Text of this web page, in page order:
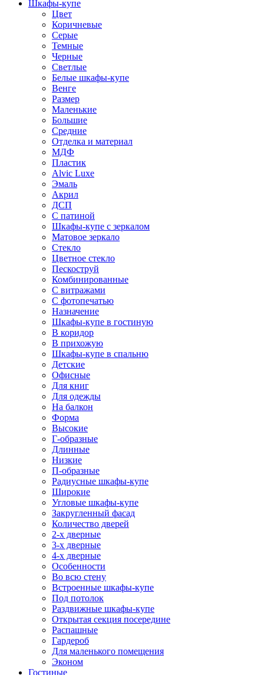
Шкафы-купе
Цвет
Коричневые
Серые
Темные
Черные
Светлые
Белые шкафы-купе
Венге
Размер
Маленькие
Большие
Средние
Отделка и материал
МДФ
Пластик
Alvic Luxe
Эмаль
Акрил
ДСП
С патиной
Шкафы-купе с зеркалом
Матовое зеркало
Стекло
Цветное стекло
Пескоструй
Комбинированные
С витражами
С фотопечатью
Назначение
Шкафы-купе в гостиную
В коридор
В прихожую
Шкафы-купе в спальню
Детские
Офисные
Для книг
Для одежды
На балкон
Форма
Высокие
Г-образные
Длинные
Низкие
П-образные
Радиусные шкафы-купе
Широкие
Угловые шкафы-купе
Закругленный фасад
Количество дверей
2-х дверные
3-х дверные
4-х дверные
Особенности
Во всю стену
Встроенные шкафы-купе
Под потолок
Раздвижные шкафы-купе
Открытая секция посередине
Распашные
Гардероб
Для маленького помещения
Эконом
Гостиные